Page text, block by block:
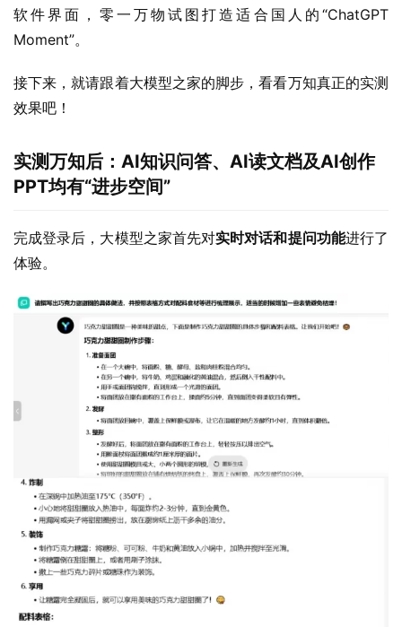
软件界面，零一万物试图打造适合国人的“ChatGPT
Moment”。
接下来，就请跟着大模型之家的脚步，看看万知真正的实测
效果吧！
实测万知后 ：AI知识问答、AI读文档及AI创作
PPT均有“进步空间”
完成登录后，大模型之家首先对实时对话和提问功能进行了
体验。